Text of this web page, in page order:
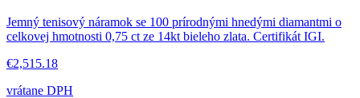
Jemný tenisový náramok se 100 prírodnými hnedými diamantmi o
celkovej hmotnosti 0,75 ct ze 14kt bieleho zlata. Certifikát IGI.
€2,515.18
vrátane DPH